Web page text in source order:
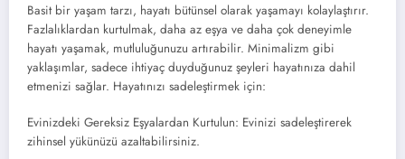
Basit bir yaşam tarzı, hayatı bütünsel olarak yaşamayı kolaylaştırır.
Fazlalıklardan kurtulmak, daha az eşya ve daha çok deneyimle
hayatı yaşamak, mutluluğunuzu artırabilir. Minimalizm gibi
yaklaşımlar, sadece ihtiyaç duyduğunuz şeyleri hayatınıza dahil
etmenizi sağlar. Hayatınızı sadeleştirmek için:
Evinizdeki Gereksiz Eşyalardan Kurtulun: Evinizi sadeleştirerek
zihinsel yükünüzü azaltabilirsiniz.